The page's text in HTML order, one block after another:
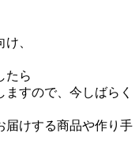
、
たら
すので、今しばらく
届けする商品や作り手